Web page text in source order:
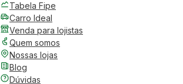
Tabela Fipe
Carro Ideal
Venda para lojistas
Quem somos
Nossas lojas
Blog
Dúvidas